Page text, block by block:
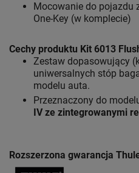
Mocowanie do pojazdu
One-Key (w komplecie)
Cechy produktu Kit 6013
Zestaw dopasowujący
uniwersalnych stóp
modelu auta.
Przeznaczony do
IV ze zintegrowanymi
Rozszerzona gwarancja